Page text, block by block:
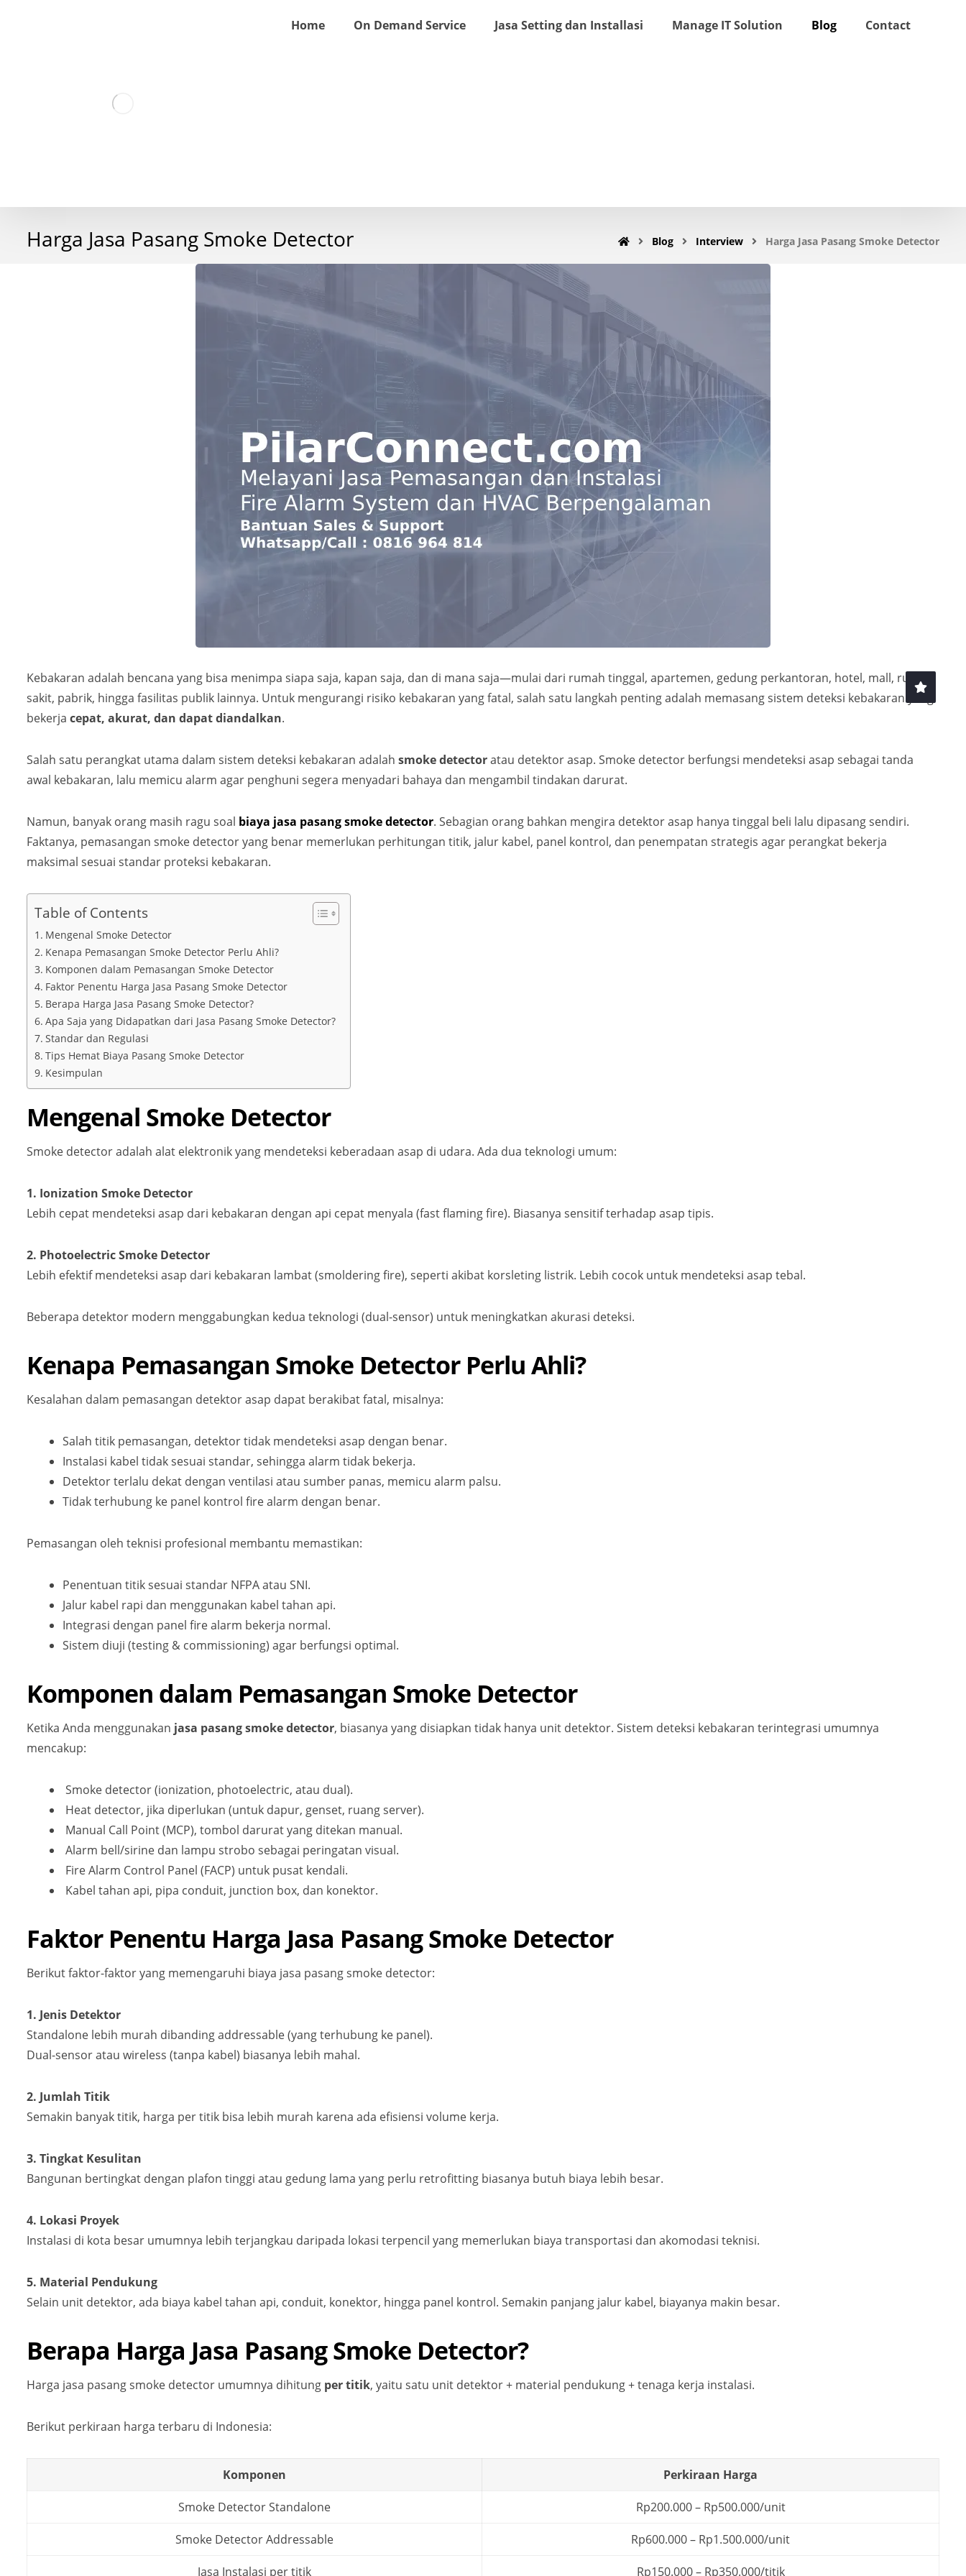
Home On Demand Service Jasa Setting dan Installasi Manage IT Solution Blog Contact
Harga Jasa Pasang Smoke Detector Blog Interview Harga Jasa Pasang Smoke Detector
Kebakaran adalah bencana yang bisa menimpa siapa saja, kapan saja, dan di mana saja—mulai dari rumah tinggal, apartemen, gedung perkantoran, hotel, mall, rumah
sakit, pabrik, hingga fasilitas publik lainnya. Untuk mengurangi risiko kebakaran yang fatal, salah satu langkah penting adalah memasang sistem deteksi kebakaran yang
bekerja cepat, akurat, dan dapat diandalkan.
Salah satu perangkat utama dalam sistem deteksi kebakaran adalah smoke detectoratau detektor asap. Smoke detector berfungsi mendeteksi asap sebagai tanda
awal kebakaran, lalu memicu alarm agar penghuni segera menyadari bahaya dan mengambil tindakan darurat.
Namun, banyak orang masih ragu soal biaya jasa pasang smoke detector. Sebagian orang bahkan mengira detektor asap hanya tinggal beli lalu dipasang sendiri.
Faktanya, pemasangan smoke detector yang benar memerlukan perhitungan titik, jalur kabel, panel kontrol, dan penempatan strategis agar perangkat bekerja
maksimal sesuai standar proteksi kebakaran.
Table of Contents
Mengenal Smoke Detector
Kenapa Pemasangan Smoke Detector Perlu Ahli?
Komponen dalam Pemasangan Smoke Detector
Faktor Penentu Harga Jasa Pasang Smoke Detector
Berapa Harga Jasa Pasang Smoke Detector?
Apa Saja yang Didapatkan dari Jasa Pasang Smoke Detector?
Standar dan Regulasi
Tips Hemat Biaya Pasang Smoke Detector
Kesimpulan
Mengenal Smoke Detector
Smoke detector adalah alat elektronik yang mendeteksi keberadaan asap di udara. Ada dua teknologi umum:
1. Ionization Smoke Detector
Lebih cepat mendeteksi asap dari kebakaran dengan api cepat menyala (fast flaming fire). Biasanya sensitif terhadap asap tipis.
2. Photoelectric Smoke Detector
Lebih efektif mendeteksi asap dari kebakaran lambat (smoldering fire), seperti akibat korsleting listrik. Lebih cocok untuk mendeteksi asap tebal.
Beberapa detektor modern menggabungkan kedua teknologi (dual-sensor) untuk meningkatkan akurasi deteksi.
Kenapa Pemasangan Smoke Detector Perlu Ahli?
Kesalahan dalam pemasangan detektor asap dapat berakibat fatal, misalnya:
Salah titik pemasangan, detektor tidak mendeteksi asap dengan benar.
Instalasi kabel tidak sesuai standar, sehingga alarm tidak bekerja.
Detektor terlalu dekat dengan ventilasi atau sumber panas, memicu alarm palsu.
Tidak terhubung ke panel kontrol fire alarm dengan benar.
Pemasangan oleh teknisi profesional membantu memastikan:
Penentuan titik sesuai standar NFPA atau SNI.
Jalur kabel rapi dan menggunakan kabel tahan api.
Integrasi dengan panel fire alarm bekerja normal.
Sistem diuji (testing & commissioning) agar berfungsi optimal.
Komponen dalam Pemasangan Smoke Detector
Ketika Anda menggunakan jasa pasang smoke detector, biasanya yang disiapkan tidak hanya unit detektor. Sistem deteksi kebakaran terintegrasi umumnya
mencakup:
Smoke detector (ionization, photoelectric, atau dual).
Heat detector, jika diperlukan (untuk dapur, genset, ruang server).
Manual Call Point (MCP), tombol darurat yang ditekan manual.
Alarm bell/sirine dan lampu strobo sebagai peringatan visual.
Fire Alarm Control Panel (FACP) untuk pusat kendali.
Kabel tahan api, pipa conduit, junction box, dan konektor.
Faktor Penentu Harga Jasa Pasang Smoke Detector
Berikut faktor-faktor yang memengaruhi biaya jasa pasang smoke detector:
1. Jenis Detektor
Standalone lebih murah dibanding addressable (yang terhubung ke panel).
Dual-sensor atau wireless (tanpa kabel) biasanya lebih mahal.
2. Jumlah Titik
Semakin banyak titik, harga per titik bisa lebih murah karena ada efisiensi volume kerja.
3. Tingkat Kesulitan
Bangunan bertingkat dengan plafon tinggi atau gedung lama yang perlu retrofitting biasanya butuh biaya lebih besar.
4. Lokasi Proyek
Instalasi di kota besar umumnya lebih terjangkau daripada lokasi terpencil yang memerlukan biaya transportasi dan akomodasi teknisi.
5. Material Pendukung
Selain unit detektor, ada biaya kabel tahan api, conduit, konektor, hingga panel kontrol. Semakin panjang jalur kabel, biayanya makin besar.
Berapa Harga Jasa Pasang Smoke Detector?
Harga jasa pasang smoke detector umumnya dihitung per titik, yaitu satu unit detektor + material pendukung + tenaga kerja instalasi.
Berikut perkiraan harga terbaru di Indonesia:
Komponen Perkiraan Harga
Smoke Detector Standalone Rp200.000 – Rp500.000/unit
Smoke Detector Addressable Rp600.000 – Rp1.500.000/unit
Jasa Instalasi per titik Rp150.000 – Rp350.000/titik